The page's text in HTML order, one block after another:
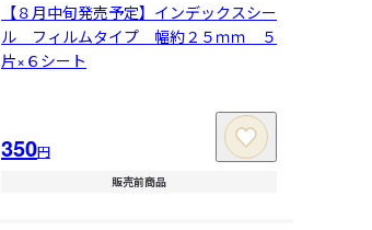
【８月中旬発売予定】インデックスシー
ル フィルムタイプ 幅約２５ｍｍ ５
片×６シート
350円
販売前商品